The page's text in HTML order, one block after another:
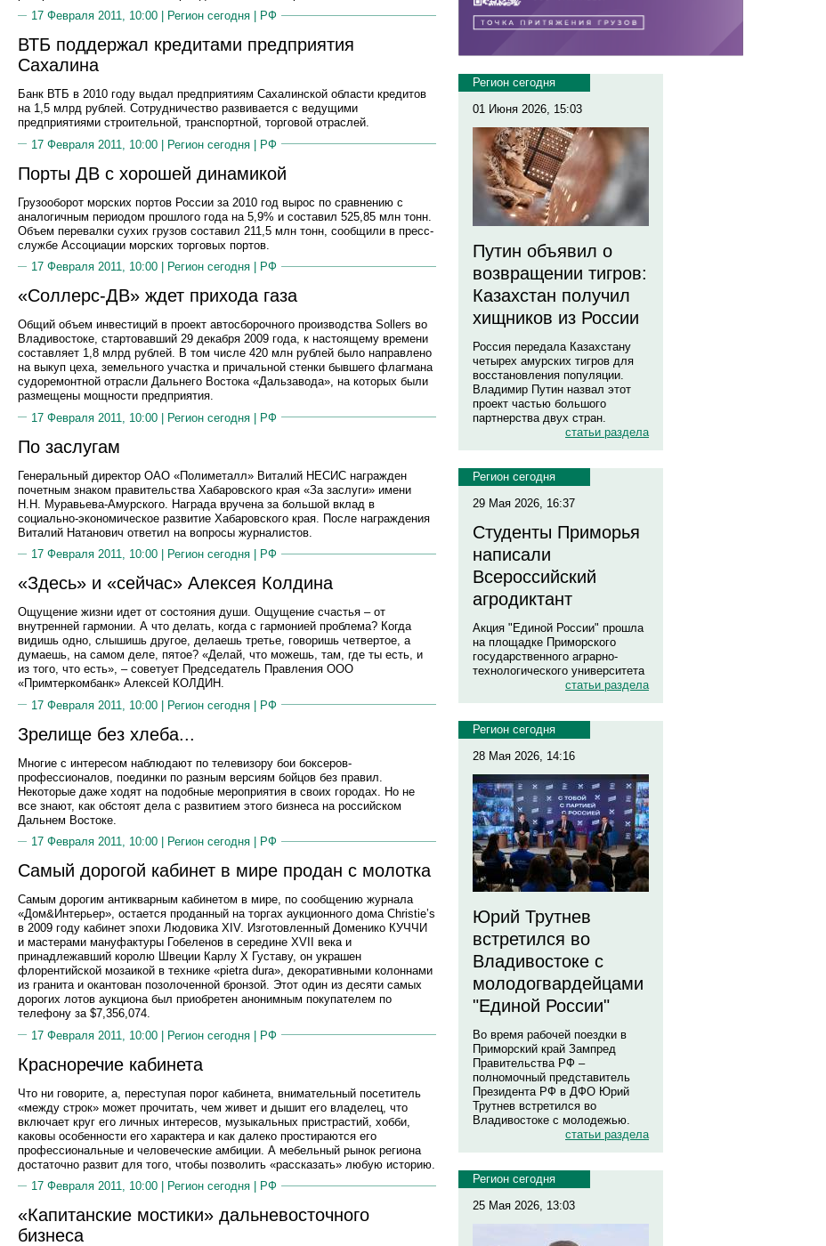
17 Февраля 2011, 10:00 |
Регион сегодня РФ
ВТБ поддержал кредитами предприятия
Сахалина
Банк ВТБ в 2010 году выдал предприятиям Сахалинской области кредитов
на 1,5 млрд рублей. Сотрудничество развивается с ведущими
предприятиями строительной, транспортной, торговой отраслей.
17 Февраля 2011, 10:00 | Регион сегодня | РФ
Порты ДВ с хорошей динамикой
Грузооборот морских портов России за 2010 год вырос по сравнению с
аналогичным периодом прошлого года на 5,9% и составил 525,85 млн тонн.
Объем перевалки сухих грузов составил 211,5 млн тонн, сообщили в пресс-
службе Ассоциации морских торговых портов.
17 Февраля 2011, 10:00 |
Регион сегодня РФ
«Соллерс-ДВ» ждет прихода газа
Общий объем инвестиций в проект автосборочного производства Sollers во
Владивостоке, стартовавший 29 декабря 2009 года, к настоящему времени
составляет 1,8 млрд рублей. В том числе 420 млн рублей было направлено
на выкуп цеха, земельного участка и причальной стенки бывшего флагмана
судоремонтной отрасли Дальнего Востока «Дальзавода», на которых были
размещены мощности предприятия.
17 Февраля 2011, 10:00 | Регион сегодня | РФ
По заслугам
Генеральный директор ОАО «Полиметалл» Виталий НЕСИС награжден
почетным знаком правительства Хабаровского края «За заслуги» имени
Н.Н. Муравьева-Амурского. Награда вручена за большой вклад в
социально-экономическое развитие Хабаровского края. После награждения
Виталий Натанович ответил на вопросы журналистов.
17 Февраля 2011, 10:00 |
Регион сегодня РФ
«Здесь» и «сейчас» Алексея Колдина
Ощущение жизни идет от состояния души. Ощущение счастья – от
внутренней гармонии. А что делать, когда с гармонией проблема? Когда
видишь одно, слышишь другое, делаешь третье, говоришь четвертое, а
думаешь, на самом деле, пятое? «Делай, что можешь, там, где ты есть, и
из того, что есть», – советует Председатель Правления ООО
«Примтеркомбанк» Алексей КОЛДИН.
17 Февраля 2011, 10:00 | Регион сегодня | РФ
Зрелище без хлеба...
Многие с интересом наблюдают по телевизору бои боксеров-
профессионалов, поединки по разным версиям бойцов без правил.
Некоторые даже ходят на подобные мероприятия в своих городах. Но не
все знают, как обстоят дела с развитием этого бизнеса на российском
Дальнем Востоке.
17 Февраля 2011, 10:00 |
Регион сегодня РФ
Самый дорогой кабинет в мире продан с молотка
Самым дорогим антикварным кабинетом в мире, по сообщению журнала
«Дом&Интерьер», остается проданный на торгах аукционного дома Christie’s
в 2009 году кабинет эпохи Людовика XIV. Изготовленный Доменико КУЧЧИ
и мастерами мануфактуры Гобеленов в середине XVII века и
принадлежавший королю Швеции Карлу X Густаву, он украшен
флорентийской мозаикой в технике «pietra dura», декоративными колоннами
из гранита и окантован позолоченной бронзой. Этот один из десяти самых
дорогих лотов аукциона был приобретен анонимным покупателем по
телефону за $7,356,074.
17 Февраля 2011, 10:00 | Регион сегодня | РФ
Красноречие кабинета
Что ни говорите, а, переступая порог кабинета, внимательный посетитель
«между строк» может прочитать, чем живет и дышит его владелец, что
включает круг его личных интересов, музыкальных пристрастий, хобби,
каковы особенности его характера и как далеко простираются его
профессиональные и человеческие амбиции. А мебельный рынок региона
достаточно развит для того, чтобы позволить «рассказать» любую историю.
17 Февраля 2011, 10:00 |
Регион сегодня РФ
«Капитанские мостики» дальневосточного
бизнеса
Регион сегодня
01 Июня 2026, 15:03
Путин объявил о
возвращении тигров:
Казахстан получил
хищников из России
Россия передала Казахстану
четырех амурских тигров для
восстановления популяции.
Владимир Путин назвал этот
проект частью большого
партнерства двух стран.
статьи раздела
Регион сегодня
29 Мая 2026, 16:37
Студенты Приморья
написали
Всероссийский
агродиктант
Акция "Единой России" прошла
на площадке Приморского
государственного аграрно-
технологического университета
статьи раздела
Регион сегодня
28 Мая 2026, 14:16
Юрий Трутнев
встретился во
Владивостоке с
молодогвардейцами
"Единой России"
Во время рабочей поездки в
Приморский край Зампред
Правительства РФ –
полномочный представитель
Президента РФ в ДФО Юрий
Трутнев встретился во
Владивостоке с молодежью.
статьи раздела
Регион сегодня
25 Мая 2026, 13:03